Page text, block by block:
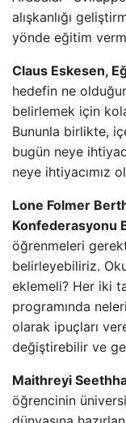
alışkanlığı
yönde eğitim
Claus Eskesen,
hedefin ne
belirlemek için
Bununla birlikte,
bugün neye
neye ihtiyacımız
Lone Folmer
Konfederasyonu
öğrenmeleri
belirleyebiliriz.
eklemeli? Her iki
programında
olarak ipuçları
değiştirebilir ve
Maithreyi
öğrencinin